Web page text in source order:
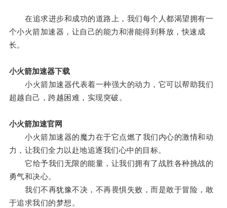
在追求进步和成功的道路上，我们每个人都渴望拥有一
个小火箭加速器，让自己的能力和潜能得到释放，快速成
长。
小火箭加速器下载
小火箭加速器代表着一种强大的动力，它可以帮助我们
超越自己，跨越困难，实现突破。
小火箭加速官网
小火箭加速器的魔力在于它点燃了我们内心的激情和动
力，让我们全力以赴地追逐我们心中的目标。
它给予我们无限的能量，让我们拥有了战胜各种挑战的
勇气和决心。
我们不再犹豫不决，不再畏惧失败，而是敢于冒险，敢
于追求我们的梦想。